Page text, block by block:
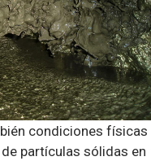
condiciones físicas
partículas sólidas en